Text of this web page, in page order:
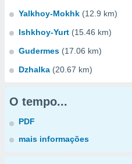
Yalkhoy-Mokhk (12.9 km)
Ishkhoy-Yurt (15.46 km)
Gudermes (17.06 km)
Dzhalka (20.67 km)
O tempo...
PDF
mais informações